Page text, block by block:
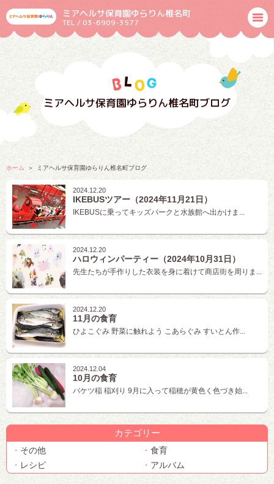
ミアヘルサ保育園ゆらりん椎名町
TEL / 03-6909-3577
ミアヘルサ保育園ゆらりん椎名町ブログ
ホーム ミアヘルサ保育園ゆらりん椎名町ブログ
2024.12.20
IKEBUSツアー（2024年11月21日）
IKEBUSに乗ってキッズパークと水族館へ出かけま...
2024.12.20
ハロウィンパーティー（2024年10月31日）
先生たちが手作りした衣装を身に着けて商店街を周りま...
2024.12.20
11月の食育
ひよこぐみ 野菜に触れよう こあらぐみ すいとん作...
2024.12.04
10月の食育
バケツ稲 稲刈り 9月に入って稲穂が黄色く色づき始...
カテゴリー
その他
食育
レシピ
アルバム